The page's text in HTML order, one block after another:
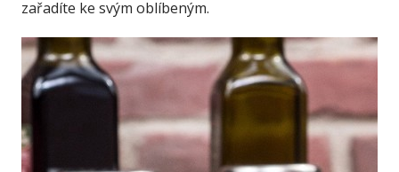
zařadíte ke svým oblíbeným.